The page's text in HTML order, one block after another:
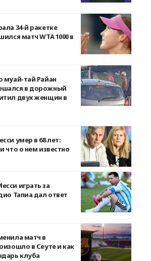
34-й ракетке
матч WTA 1000 в
муай-тай Райан
в дорожный
двух женщин в
умер в 68 лет:
что о нем известно
играть за
Тапиа дал ответ
матч в
в Сеуте и как
клуба